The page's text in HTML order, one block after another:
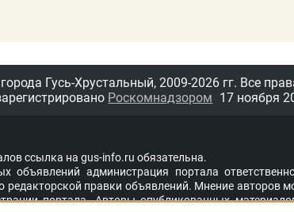
Гусь-Хрустальный, 2009-2026 гг. Все
Роскомнадзором 17 ноября
ссыл­ка на gus-info.ru обя­за­тель­на.
объявлений администра­ция пор­та­ла
ре­дак­тор­ской прав­ки объ­яв­ле­ний. Мне­ние ав­то­ров
пор­та­ла. Ав­то­ры опуб­ли­ко­ван­ных